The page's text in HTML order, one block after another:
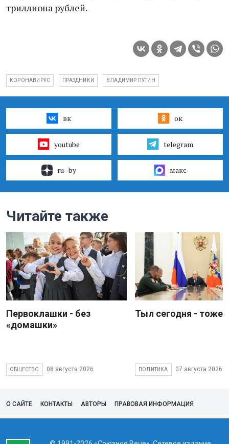
триллиона рублей.
КОРОНАВИРУС ПРАЗДНИКИ ВЛАДИМИР ПУТИН
вк ок
youtube telegram
ru–by макс
Читайте также
Первоклашки - без
«домашки»
ОБЩЕСТВО 08 августа 2026
Тыл сегодня - тоже
ПОЛИТИКА 07 августа 2026
О САЙТЕ КОНТАКТЫ АВТОРЫ ПРАВОВАЯ ИНФОРМАЦИЯ